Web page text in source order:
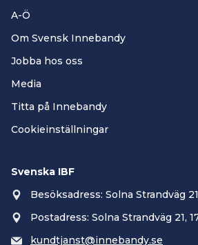
A-Ö
Om Svensk Innebandy
Jobba hos oss
Media
Titta på Innebandy
Cookieinställningar
Svenska IBF
Besöksadress: Solna Strandväg
Postadress: Solna Strandväg 21,
kundtjanst@innebandy.se